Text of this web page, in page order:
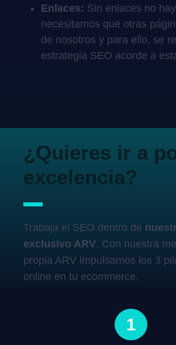
Enlaces: Sin enlaces no
necesitamos que otras
de nosotros y para ello, se
estrategia SEO acorde a
¿Quieres ir a
excelencia?
Trabaja el SEO dentro de
exclusivo ARV. Con nuestra
propia ARV impulsamos los 3
online en tu ecommerce.
1